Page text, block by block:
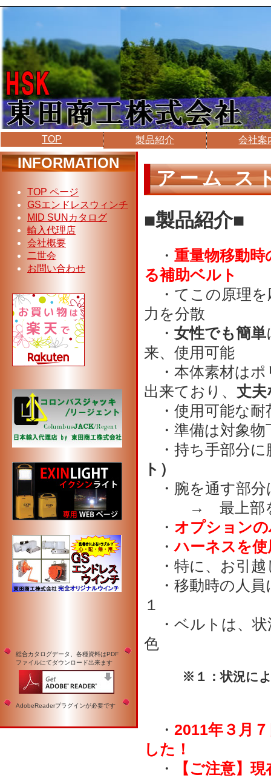
TOP 製品紹介 会社案
アーム
■製品紹介■
・ 重量物移動時
る補助ベルト
・てこの原理を
力を分散
・ 女性でも簡単
来、使用可能
・本体素材はポ
出来ており、 丈
・使用可能な耐
・準備は対象物
・持ち手部分に
ト）
・腕を通す部分
→ 最上部を0㎝
・ オプション
・ハーネスを
・特に、お引越
・移動時の人員
１
・ベルトは、状
色
※１：状況により
・ 2011年３月
した！
・
【ご注意】
INFORMATION
TOP ページ
GSエンドレスウィンチ
MID SUNカタログ
輸入代理店
会社概要
二世会
お問い合わせ
総合カタログデータ、各種資料はPDF
ファイルにてダウンロード出来ます
AdobeReaderプラグインが必要です